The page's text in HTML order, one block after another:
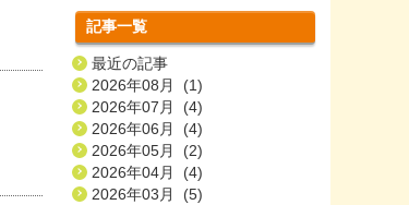
記事一覧
最近の記事
2026年08月 (1)
2026年07月 (4)
2026年06月 (4)
2026年05月 (2)
2026年04月 (4)
2026年03月 (5)